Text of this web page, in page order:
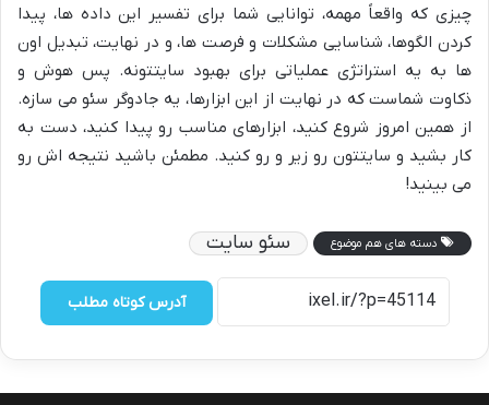
چیزی که واقعاً مهمه، توانایی شما برای تفسیر این داده ها، پیدا
کردن الگوها، شناسایی مشکلات و فرصت ها، و در نهایت، تبدیل اون
ها به یه استراتژی عملیاتی برای بهبود سایتتونه. پس هوش و
ذکاوت شماست که در نهایت از این ابزارها، یه جادوگر سئو می سازه.
از همین امروز شروع کنید، ابزارهای مناسب رو پیدا کنید، دست به
کار بشید و سایتتون رو زیر و رو کنید. مطمئن باشید نتیجه اش رو
می بینید!
دسته های هم موضوع سئو سایت
آدرس کوتاه مطلب